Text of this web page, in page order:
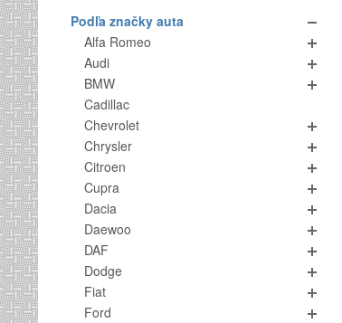
Podľa značky auta
Alfa Romeo
Audi
BMW
Cadillac
Chevrolet
Chrysler
Citroen
Cupra
Dacia
Daewoo
DAF
Dodge
Fiat
Ford